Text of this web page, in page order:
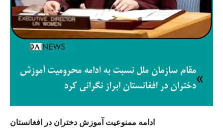
ادامه ممنوعیت آموزش دختران در افغانستان